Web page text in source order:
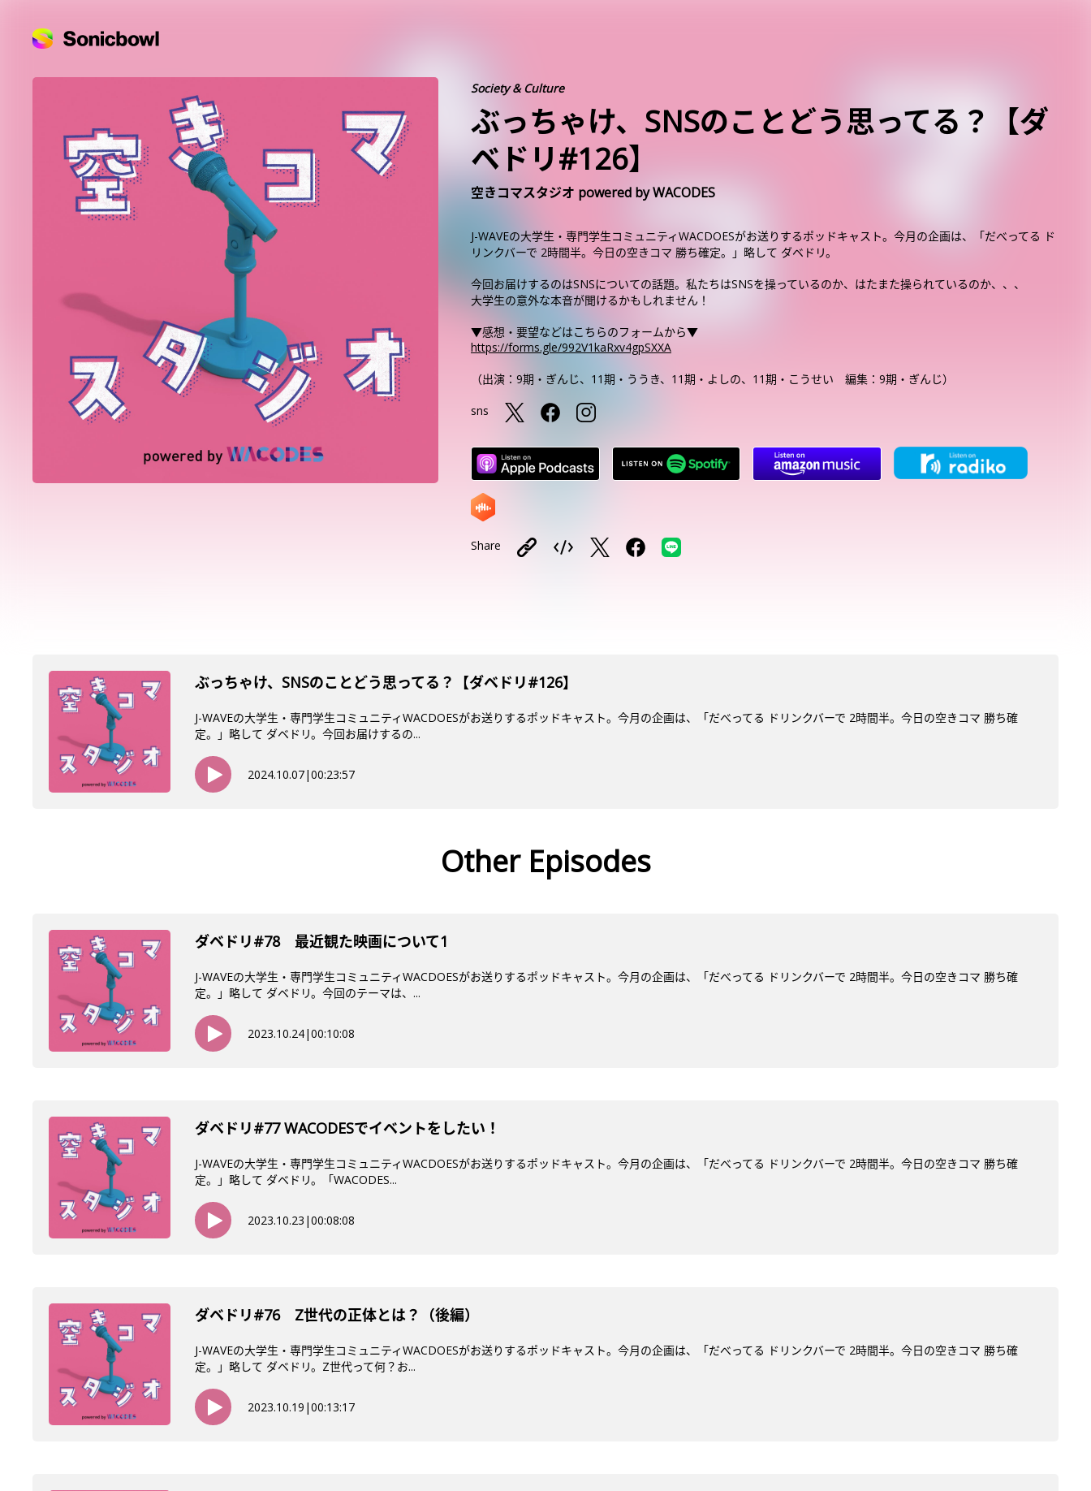
Society & Culture
ぶっちゃけ、SNSのことどう思ってる？【ダ
ベドリ#126】
空きコマスタジオ powered by WACODES
J-WAVEの大学生・専門学生コミュニティWACDOESがお送りするポッドキャスト。今月の企画は、「だべってる ド
リンクバーで 2時間半。今日の空きコマ 勝ち確定。」略して ダベドリ。
今回お届けするのはSNSについての話題。私たちはSNSを操っているのか、はたまた操られているのか、、、
大学生の意外な本音が聞けるかもしれません！
▼感想・要望などはこちらのフォームから▼
https://forms.gle/992V1kaRxv4gpSXXA
（出演：9期・ぎんじ、11期・ううき、11期・よしの、11期・こうせい 編集：9期・ぎんじ）
sns
Share
ぶっちゃけ、SNSのことどう思ってる？【ダベドリ#126】
J-WAVEの大学生・専門学生コミュニティWACDOESがお送りするポッドキャスト。今月の企画は、「だべってる ドリンクバーで 2時間半。今日の空きコマ 勝ち確
定。」略して ダベドリ。今回お届けするの...
2024.10.07|00:23:57
Other Episodes
ダベドリ#78 最近観た映画について1
J-WAVEの大学生・専門学生コミュニティWACDOESがお送りするポッドキャスト。今月の企画は、「だべってる ドリンクバーで 2時間半。今日の空きコマ 勝ち確
定。」略して ダベドリ。今回のテーマは、...
2023.10.24|00:10:08
ダベドリ#77 WACODESでイベントをしたい！
J-WAVEの大学生・専門学生コミュニティWACDOESがお送りするポッドキャスト。今月の企画は、「だべってる ドリンクバーで 2時間半。今日の空きコマ 勝ち確
定。」略して ダベドリ。「WACODES...
2023.10.23 |00:08:08
ダベドリ#76 Z世代の正体とは？（後編）
J-WAVEの大学生・専門学生コミュニティWACDOESがお送りするポッドキャスト。今月の企画は、「だべってる ドリンクバーで 2時間半。今日の空きコマ 勝ち確
定。」略して ダベドリ。Z世代って何？お...
2023.10.19 |00:13:17